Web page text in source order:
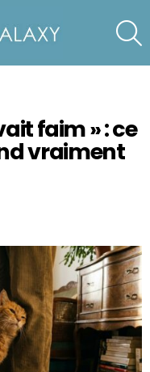
faim » : ce
vraiment